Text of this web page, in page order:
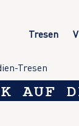
Tresen
Tresen
AUF